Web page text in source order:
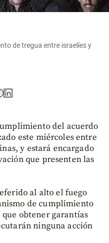
de tregua entre israelíes y
del acuerdo
este miércoles entre
y estará encargado
que presenten las
al alto el fuego
de cumplimiento
obtener garantías
ninguna acción